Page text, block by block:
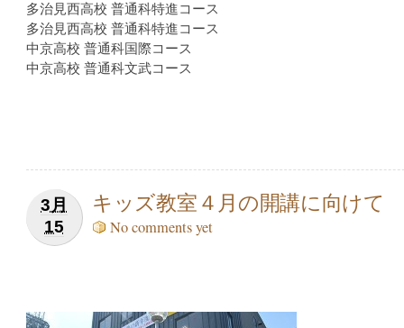
多治見西高校 普通科特進コース
多治見西高校 普通科特進コース
中京高校 普通科国際コース
中京高校 普通科文武コース
3月
15
キッズ教室４月の開講に向けて
No comments yet